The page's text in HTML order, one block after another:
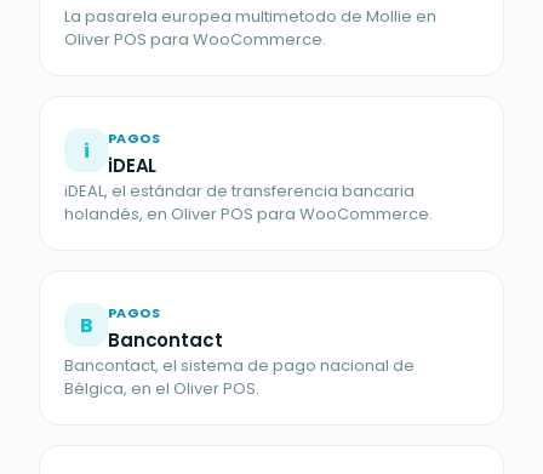
La pasarela europea multimetodo de Mollie en
Oliver POS para WooCommerce.
i PAGOS
iDEAL
iDEAL, el estándar de transferencia bancaria
holandés, en Oliver POS para WooCommerce.
B PAGOS
Bancontact
Bancontact, el sistema de pago nacional de
Bélgica, en el Oliver POS.